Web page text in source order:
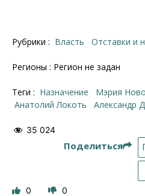
Рубрики : Власть Отставки и
Регионы : Регион не задан
Теги : назначение
Мэрия
Анатолий Локоть
Александр
35 024
Поделиться
0 0